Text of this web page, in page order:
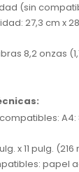
(sin
27,3 cm x
8,2 onzas
A4:
x 11 pulg.
papel